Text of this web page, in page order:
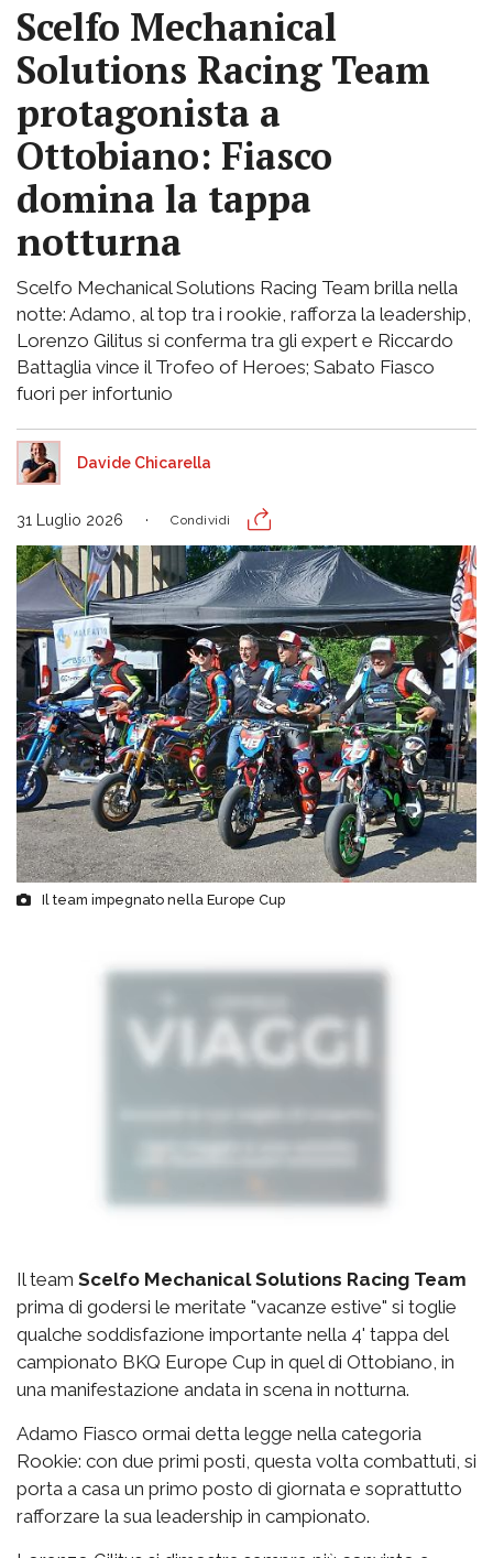
Scelfo Mechanical
Solutions Racing Team
protagonista a
Ottobiano: Fiasco
domina la tappa
notturna
Scelfo Mechanical Solutions Racing Team brilla nella
notte: Adamo, al top tra i rookie, rafforza la leadership,
Lorenzo Gilitus si conferma tra gli expert e Riccardo
Battaglia vince il Trofeo of Heroes; Sabato Fiasco
fuori per infortunio
Davide Chicarella
31 Luglio 2026 Condividi
Il team impegnato nella Europe Cup
Il team Scelfo Mechanical Solutions Racing Team
prima di godersi le meritate "vacanze estive" si toglie
qualche soddisfazione importante nella 4' tappa del
campionato BKQ Europe Cup in quel di Ottobiano, in
una manifestazione andata in scena in notturna.
Adamo Fiasco ormai detta legge nella categoria
Rookie: con due primi posti, questa volta combattuti, si
porta a casa un primo posto di giornata e soprattutto
rafforzare la sua leadership in campionato.